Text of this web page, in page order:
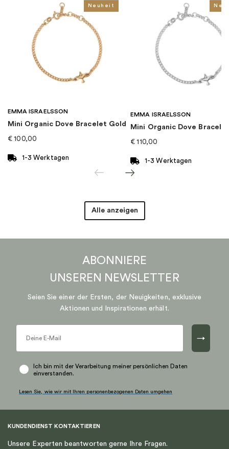
Disney
Für wen Damen, Kinder
EAN: 5700303014197
Kategorie: Charms
Marke PANDORA
Neuheit
EMMA ISRAELSSON
Mini Organic Dove Bracelet Gold
€ 100,00
1-3 Werktagen
EMMA ISRAELSSON
Mini Organic Dove
€ 110,00
1-3 Werktagen
Alle anzeigen
ABONNIERE
UNSEREN NEWSLETTER
Seien Sie einer der Ersten, der Neuigkeiten, exklusive
Aktionen und Inspirationen erhält.
→
Ich bin mit der Verarbeitung meiner persönlichen Daten
einverstanden.
Lesen Sie, wie wir mit Ihren personenbezogenen Daten umgehen
KUNDENDIENST KONTAKTIEREN
Unsere Experten beantworten gerne Ihre Fragen.